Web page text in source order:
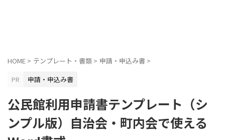
HOME > テンプレート・書類 > 申請・申込み書 >
PR
申請・申込み書
公民館利用申請書テンプレート（シ
ンプル版）自治会・町内会で使える